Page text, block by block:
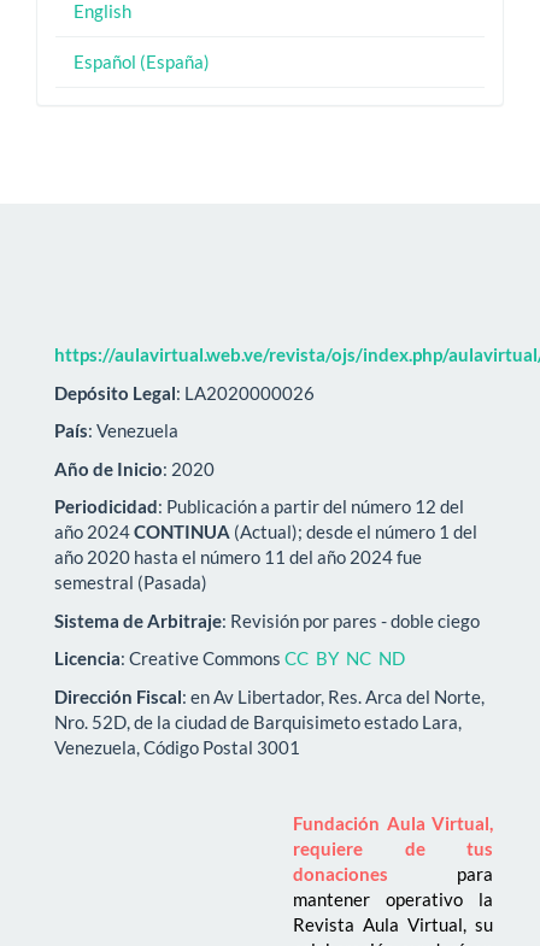
English
Español (España)
https://aulavirtual.web.ve/revista/ojs/index.php/
Depósito Legal: LA2020000026
País: Venezuela
Año de Inicio: 2020
Periodicidad: Publicación a partir del número 12 del
año 2024CONTINUA (Actual); desde el número 1 del
año 2020 hasta el número 11 del año 2024 fue
semestral (Pasada)
Sistema de Arbitraje: Revisión por pares - doble ciego
Licencia: Creative Commons CC BY NC ND
Dirección Fiscal: en Av Libertador, Res. Arca del Norte,
Nro. 52D, de la ciudad de Barquisimeto estado Lara,
Venezuela, Código Postal 3001
Fundación Aula Virtual,
requiere de tus
donaciones
para
mantener operativo la
Revista Aula Virtual, su